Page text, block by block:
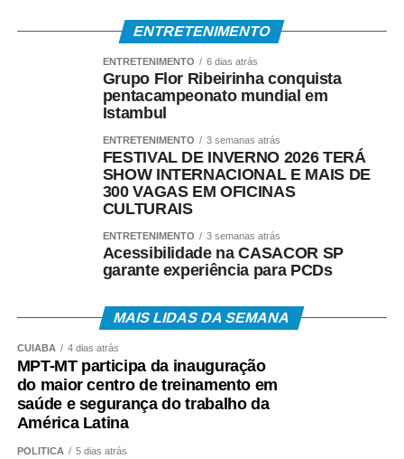
ENTRETENIMENTO
ENTRETENIMENTO 6 dias atrás
Grupo Flor Ribeirinha conquista
pentacampeonato mundial em
Istambul
ENTRETENIMENTO 3 semanas atrás
FESTIVAL DE INVERNO 2026 TERÁ
SHOW INTERNACIONAL E MAIS DE
300 VAGAS EM OFICINAS
CULTURAIS
ENTRETENIMENTO 3 semanas atrás
Acessibilidade na CASACOR SP
garante experiência para PCDs
MAIS LIDAS DA SEMANA
CUIABÁ 4 dias atrás
MPT-MT participa da inauguração
do maior centro de treinamento em
saúde e segurança do trabalho da
América Latina
POLÍTICA 5 dias atrás